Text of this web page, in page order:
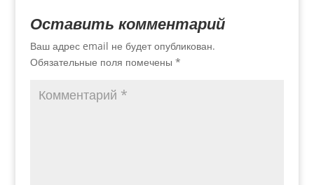
Оставить комментарий
Ваш адрес email не будет опубликован.
Обязательные поля помечены *